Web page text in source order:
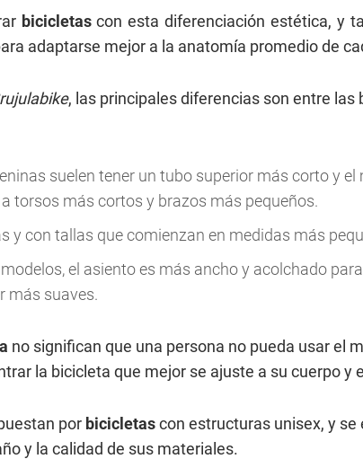
bicicletascon esta diferenciación estética, y
adaptarse mejor a la anatomía promedio de
, las principales diferencias son entre las
suelen tener un tubo superior más corto y el
torsos más cortos y brazos más pequeños.
y con tallas que comienzan en medidas más
el asiento es más ancho y acolchado
más suaves.
no significan que una persona no pueda usar el
la bicicleta que mejor se ajuste a su cuerpo y
por bicicletascon estructuras unisex, y se
y la calidad de sus materiales.